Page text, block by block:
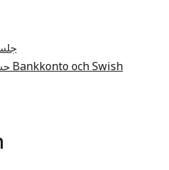
حساب بانکی انجمن Bankkonto och Swish